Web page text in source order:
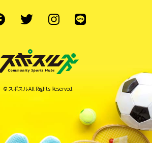
© スポスル All Rights Reserved.